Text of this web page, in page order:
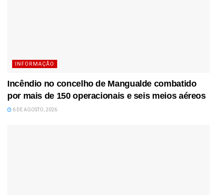
INFORMAÇÃO
Incêndio no concelho de Mangualde combatido
por mais de 150 operacionais e seis meios aéreos
6 DE AGOSTO, 2026